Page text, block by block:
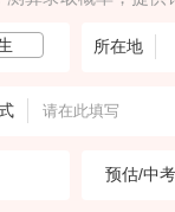
所在地
预估/中